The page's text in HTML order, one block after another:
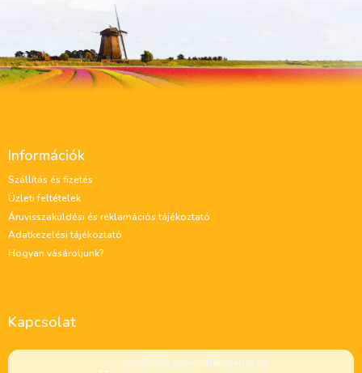
Információk
Szállítás és fizetés
Üzleti feltételek
Áruvisszaküldési és reklamációs tájékoztató
Adatkezelési tájékoztató
Hogyan vásároljunk?
Kapcsolat
info@tulipanokhollandiabol.hu